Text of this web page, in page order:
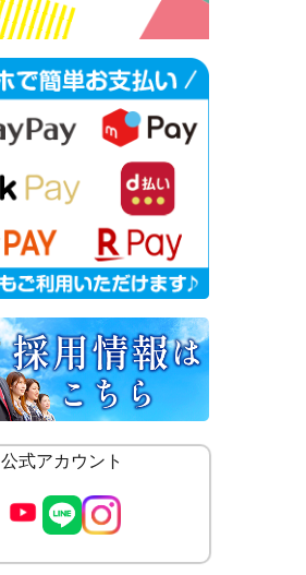
公式アカウント